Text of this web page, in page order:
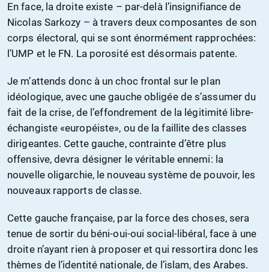
En face, la droite existe – par-delà l’insignifiance de
Nicolas Sarkozy – à travers deux composantes de son
corps électoral, qui se sont énormément rapprochées:
l’UMP et le FN. La porosité est désormais patente.
Je m’attends donc à un choc frontal sur le plan
idéologique, avec une gauche obligée de s’assumer du
fait de la crise, de l’effondrement de la légitimité libre-
échangiste «européiste», ou de la faillite des classes
dirigeantes. Cette gauche, contrainte d’être plus
offensive, devra désigner le véritable ennemi: la
nouvelle oligarchie, le nouveau système de pouvoir, les
nouveaux rapports de classe.
Cette gauche française, par la force des choses, sera
tenue de sortir du béni-oui-oui social-libéral, face à une
droite n’ayant rien à proposer et qui ressortira donc les
thèmes de l’identité nationale, de l’islam, des Arabes.